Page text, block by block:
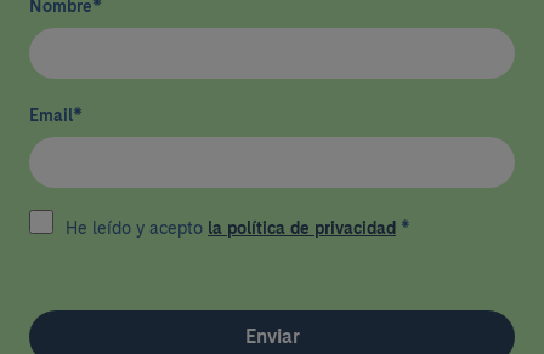
Nombre*
Email*
He leído y acepto la política de privacidad *
Enviar